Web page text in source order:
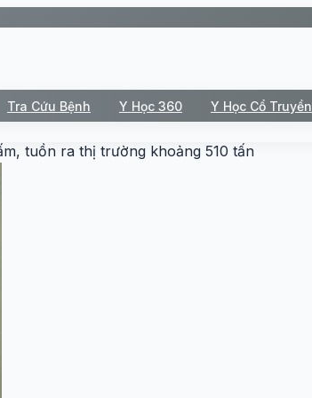
Tra Cứu Bệnh Y Học 360 Y Học Cổ Truyền
tuồn ra thị trường khoảng 510 tấn